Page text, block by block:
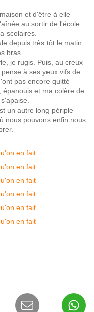
et d'être à elle
au sortir de l'école
scolaires.
depuis très tôt le matin
bras.
je rugis. Puis, au creux
à ses yeux vifs de
pas encore quitté
et ma colère de
un autre long périple
nous pouvons enfin nous